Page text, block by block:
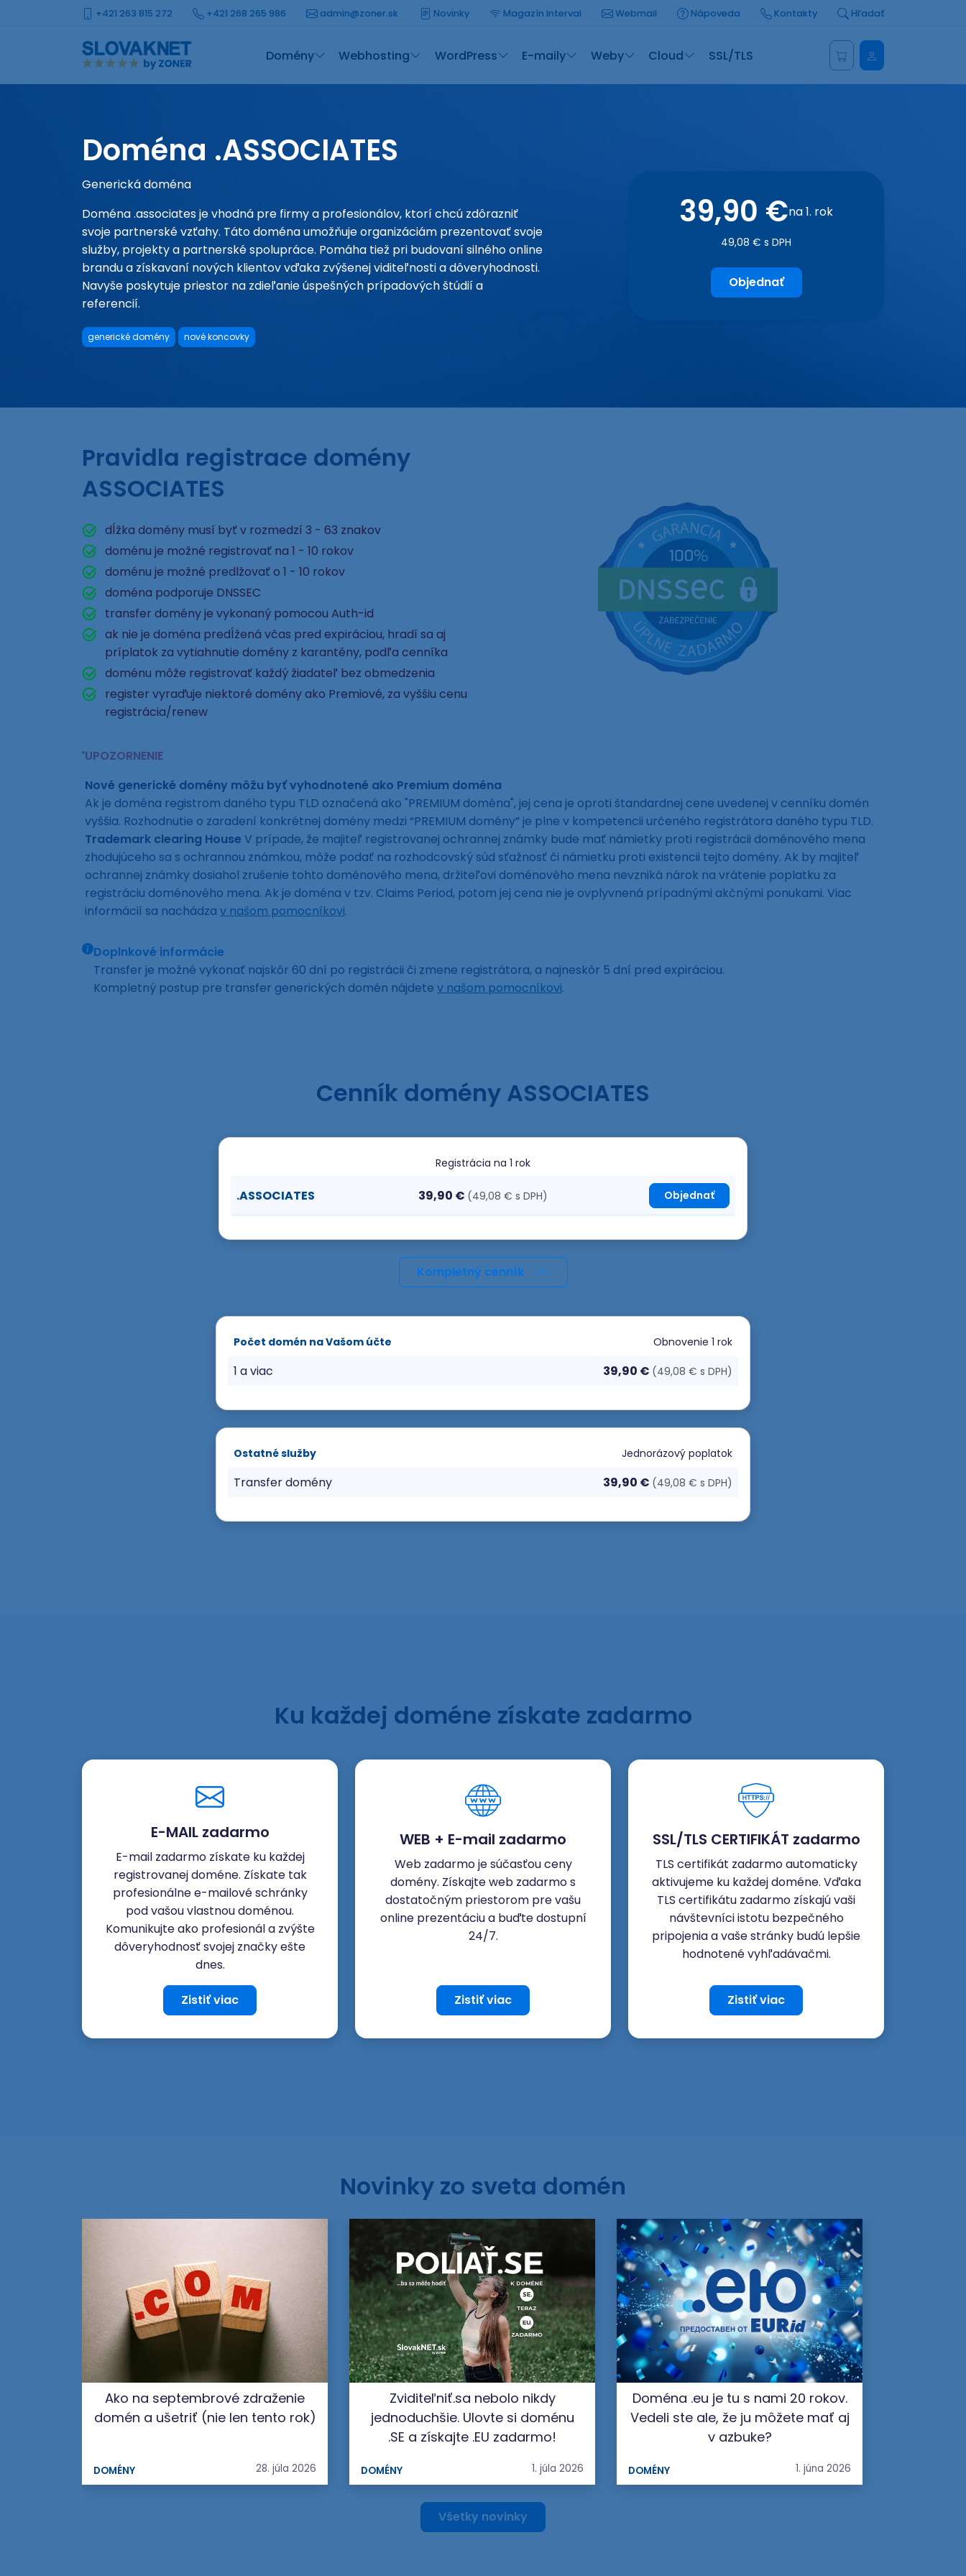
+421 263 815 272 +421 268 265 986 admin@zoner.sk Novinky Magazín Interval Webmail Nápoveda Kontakty Hľadať
Domény Webhosting WordPress E-maily Weby Cloud SSL/TLS Administrácia
Doména .ASSOCIATES
Generická doména
Doména .associates je vhodná pre firmy a profesionálov, ktorí chcú zdôrazniť
svoje partnerské vzťahy. Táto doména umožňuje organizáciám prezentovať svoje
služby, projekty a partnerské spolupráce. Pomáha tiež pri budovaní silného online
brandu a získavaní nových klientov vďaka zvýšenej viditeľnosti a dôveryhodnosti.
Navyše poskytuje priestor na zdieľanie úspešných prípadových štúdií a
referencií.
generické domény nové koncovky
39,90 €na 1. rok
49,08 € s DPH
Objednať
Pravidla registrace domény
ASSOCIATES
dĺžka domény musí byť v rozmedzí 3 - 63 znakov
doménu je možné registrovať na 1 - 10 rokov
doménu je možné predlžovať o 1 - 10 rokov
doména podporuje DNSSEC
transfer domény je vykonaný pomocou Auth-id
ak nie je doména predĺžená včas pred expiráciou, hradí sa aj
príplatok za vytiahnutie domény z karantény, podľa cenníka
doménu môže registrovať každý žiadateľ bez obmedzenia
register vyraďuje niektoré domény ako Premiové, za vyššiu cenu
registrácia/renew
UPOZORNENIE
Nové generické domény môžu byť vyhodnotené ako Premium doména
Ak je doména registrom daného typu TLD označená ako "PREMIUM doména", jej cena je oproti štandardnej cene uvedenej v cenníku domén
vyššia. Rozhodnutie o zaradení konkrétnej domény medzi “PREMIUM domény” je plne v kompetencii určeného registrátora daného typu TLD.
Trademark clearing House V prípade, že majiteľ registrovanej ochrannej známky bude mať námietky proti registrácii doménového mena
zhodujúceho sa s ochrannou známkou, môže podať na rozhodcovský súd sťažnosť či námietku proti existencii tejto domény. Ak by majiteľ
ochrannej známky dosiahol zrušenie tohto doménového mena, držiteľovi doménového mena nevzniká nárok na vrátenie poplatku za
registráciu doménového mena. Ak je doména v tzv. Claims Period, potom jej cena nie je ovplyvnená prípadnými akčnými ponukami. Viac
informácií sa nachádza v našom pomocníkovi.
Doplnkové informácie
Transfer je možné vykonať najskôr 60 dní po registrácii či zmene registrátora, a najneskôr 5 dní pred expiráciou.
Kompletný postup pre transfer generických domén nájdete v našom pomocníkovi.
Cenník domény ASSOCIATES
Registrácia na 1 rok
.ASSOCIATES 39,90 € (49,08 € s DPH) Objednať
Kompletný cenník
Počet domén na Vašom účte Obnovenie 1 rok
1 a viac 39,90 € (49,08 € s DPH)
Ostatné služby Jednorázový poplatok
Transfer domény 39,90 € (49,08 € s DPH)
Ku každej doméne získate zadarmo
E-MAIL zadarmo
E-mail zadarmo získate ku každej
registrovanej doméne. Získate tak
profesionálne e-mailové schránky
pod vašou vlastnou doménou.
Komunikujte ako profesionál a zvýšte
dôveryhodnosť svojej značky ešte
dnes.
Zistiť viac
WEB + E-mail zadarmo
Web zadarmo je súčasťou ceny
domény. Získajte web zadarmo s
dostatočným priestorom pre vašu
online prezentáciu a buďte dostupní
24/7.
Zistiť viac
SSL/TLS CERTIFIKÁT zadarmo
TLS certifikát zadarmo automaticky
aktivujeme ku každej doméne. Vďaka
TLS certifikátu zadarmo získajú vaši
návštevníci istotu bezpečného
pripojenia a vaše stránky budú lepšie
hodnotené vyhľadávačmi.
Zistiť viac
Novinky zo sveta domén
Ako na septembrové zdraženie
domén a ušetriť (nie len tento rok)
DOMÉNY 28. júla 2026
Zviditeľniť.sa nebolo nikdy
jednoduchšie. Ulovte si doménu
.SE a získajte .EU zadarmo!
DOMÉNY 1. júla 2026
Doména .eu je tu s nami 20 rokov.
Vedeli ste ale, že ju môžete mať aj
v azbuke?
DOMÉNY 1. júna 2026
Všetky novinky